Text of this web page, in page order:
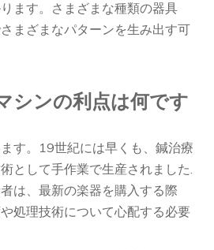
ます。さまざまな種類の器具
まざまなパターンを生み出す可
シンの利点は何です
す。19世紀には早くも、鍼治療
として手作業で生産されました.
は、最新の楽器を購入する際
処理技術について心配する必要